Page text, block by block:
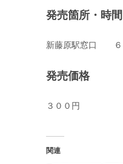
発売箇所・時間
新藤原駅窓口 ６
発売価格
３００円
関連